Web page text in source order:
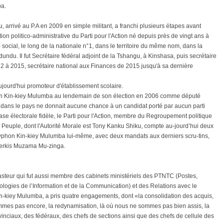
arrivé au P.A en 2009 en simple militant, a franchi plusieurs étapes avant
politico-administrative du Parti pour l'Action né depuis près de vingt ans à
le long de la nationale n°1, dans le territoire du même nom, dans la
Il fut Secrétaire fédéral adjoint de la Tshangu, à Kinshasa, puis secrétaire
à 2015, secrétaire national aux Finances de 2015 jusqu'à sa dernière
promoteur d'établissement scolaire.
Kin-kiey Mulumba au lendemain de son élection en 2006 comme député
le pays ne donnait aucune chance à un candidat porté par aucun parti
électorale fidèle, le Parti pour l'Action, membre du Regroupement politique
dont l'Autorité Morale est Tony Kanku Shiku, compte au-jourd’hui deux
Kin-kiey Mulumba lui-même, avec deux mandats aux derniers scru-tins,
Muzama Mu-zinga.
qui fut aussi membre des cabinets ministériels des PTNTC (Postes,
de l’Information et de la Communication) et des Relations avec le
kiey Mulumba, a pris quatre engagements, dont «la consolidation des acquis,
pas encore, la redynamisation, là où nous ne sommes pas bien assis, la
des fédéraux, des chefs de sections ainsi que des chefs de cellule des